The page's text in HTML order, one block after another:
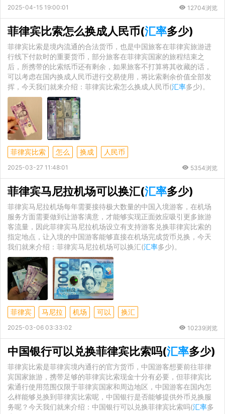
2025-04-15 19:00:01 12704浏览
菲律宾比索怎么换成人民币(汇率多少)
菲律宾比索是境内流通的合法货币，也是中国旅客在菲律宾旅游进
行线下付款时的重要货币，部分旅客在菲律宾国家的旅程结束之
后，所携带的比索纸币还有剩余，如果旅客不打算将其收藏的话，
可以考虑在国内换成人民币进行交易使用，将比索剩余价值全部发
挥，今天我们就来介绍：菲律宾比索怎么换成人民币(汇率多少)。
菲律宾比索 怎么 换成 人民币
2025-03-27 11:48:01 5354浏览
菲律宾马尼拉机场可以换汇(汇率多少)
菲律宾马尼拉机场每年需要接待极大数量的中国入境游客，在机场
服务方面需要做到让游客满意，才能够实现正面效应吸引更多旅游
客流量，因此菲律宾马尼拉机场设立有支持游客兑换菲律宾比索的
指定地点，让入境的中国游客能够直接在机场完成货币兑换，今天
我们就来介绍：菲律宾马尼拉机场可以换汇(汇率多少)。
菲律宾 马尼拉 机场 可以 换汇
2025-03-06 03:33:02 10239浏览
中国银行可以兑换菲律宾比索吗(汇率多少)
菲律宾比索是菲律宾境内通行的官方货币，中国游客想要前往菲律
宾国家旅游，携带足够的菲律宾比索现金十分有必要，但菲律宾比
索通行使用范围仅限于菲律宾国家和周边地区，中国游客在国内怎
么样能够兑换到菲律宾比索呢，中国银行是否能够提供外币兑换服
务呢？今天我们就来介绍：中国银行可以兑换菲律宾比索吗(汇率多